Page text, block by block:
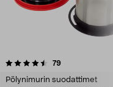
79arvostelut
Pölynimurin suodattimet
5.0 viidestä